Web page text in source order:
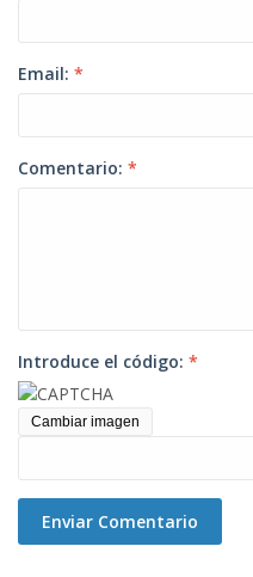
Email: *
Comentario: *
Introduce el código: *
Cambiar imagen
Enviar Comentario